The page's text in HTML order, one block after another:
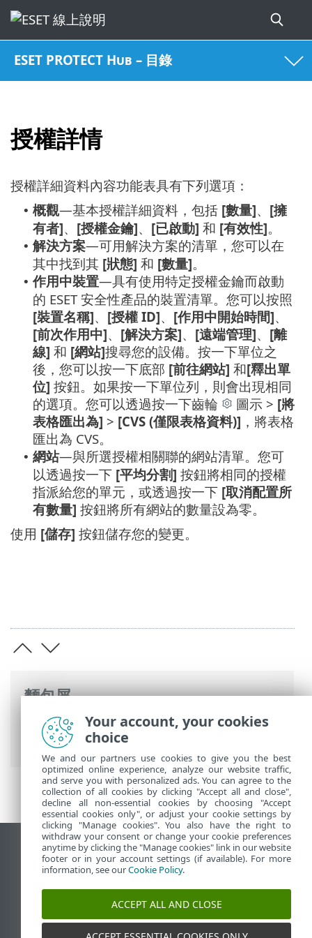
ESET PROTECT Hub – 目錄
授權詳情
麵包屑
ESET 線上說明>ESET PROTECT Hub>使用
ESET PROTECT Hub
授權詳細資料內容功能表具有下列選項：
• 概觀—基本授權詳細資料，包括 [數量]、 [擁
有者]、 [授權金鑰]、 [已啟動] 和 [有效性]。
• 解決方案—可用解決方案的清單，您可以在
其中找到其 [狀態] 和 [數量]。
• 作用中裝置—具有使用特定授權金鑰而啟動
的 ESET 安全性產品的裝置清單。您可以按照
[裝置名稱]、 [授權 ID]、 [作用中開始時間]、
[前次作用中]、 [解決方案]、 [遠端管理]、 [離
線] 和 [網站]搜尋您的設備。按一下單位之
後，您可以按一下底部 [前往網站] 和[釋出單
位] 按鈕。如果按一下單位列，則會出現相同
的選項。您可以透過按一下齒輪
圖示 > [將
表格匯出為] > [CVS (僅限表格資料)] ，將表格
匯出為 CVS。
• 網站—與所選授權相關聯的網站清單。您可
以透過按一下 [平均分割] 按鈕將相同的授權
指派給您的單元，或透過按一下 [取消配置所
有數量] 按鈕將所有網站的數量設為零。
使用 [儲存] 按鈕儲存您的變更。
檢視桌面網站
End of Life
ESET 知識庫
ESET Status Portal
Your account, your cookies
choice
We and our partners use cookies to give you the best
optimized online experience, analyze our website traffic,
and serve you with personalized ads. You can agree to the
collection of all cookies by clicking "Accept all and close",
decline all non-essential cookies by choosing "Accept
essential cookies only", or adjust your cookie settings by
clicking "Manage cookies". You also have the right to
withdraw your consent or change your cookie preferences
anytime by clicking the "Manage cookies" link in our website
footer or in your account settings (if available). For more
information, see ourCookie Policy.
ACCEPT ALL AND CLOSE